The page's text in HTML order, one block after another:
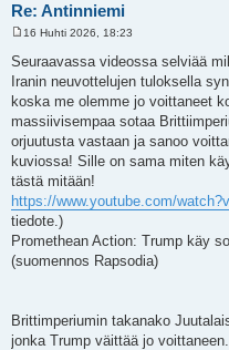
Re: Antinniemi
e
s
i
16 Huhti 2026, 18:23
Seuraavassa videossa selviää
Iranin neuvottelujen tuloksella
koska me olemme jo voittaneet
massiivisempaa sotaa
orjuutusta vastaan ja sanoo
kuviossa! Sille on sama miten
tästä mitään!
https://www.youtube.com/
tiedote.)
Promethean Action: Trump käy
(suomennos Rapsodia)
Brittimperiumin takanako
jonka Trump väittää jo